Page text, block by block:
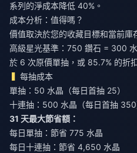
系列的淨成本降低 40%。
成本分析：值得嗎？
價值取決於您的收藏目標和當前庫
高級星光基準：750 鑽石 = 300
於 6 次原價單抽，或 85.7% 的折
每抽成本
單抽：50 水晶（每日首抽 25）
十連抽：500 水晶（每日首抽 350
31 天最大節省額：
每日單抽：節省 775 水晶
每日十連抽：節省 4,650 水晶